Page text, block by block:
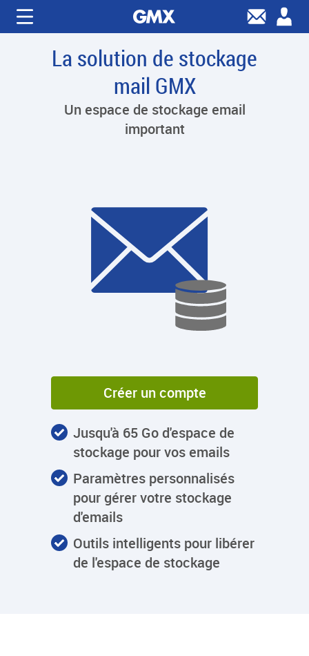
La solution de stockage
mail GMX
Un espace de stockage email
important
Jusqu'à 65 Go d'espace de
stockage pour vos emails
Paramètres personnalisés
pour gérer votre stockage
d'emails
Outils intelligents pour libérer
de l'espace de stockage
Créer un compte